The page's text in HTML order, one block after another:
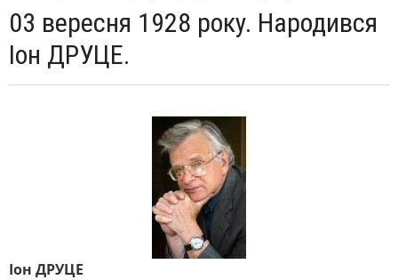
03 вересня 1928 року. Народився
Іон ДРУЦЕ.
Іон ДРУЦЕ